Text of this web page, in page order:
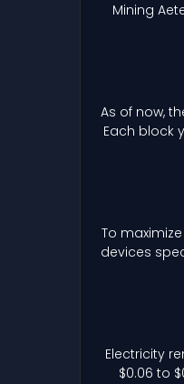
Mining
As of now,
Each block
To
devices
Electricity
$0.06 to